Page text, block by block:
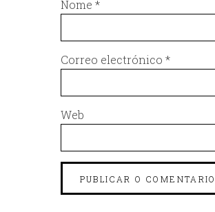
Nome *
Correo electrónico *
Web